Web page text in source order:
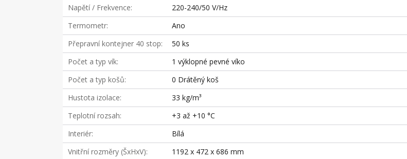
Napětí / Frekvence
220-240/50 V/Hz
Termometr
Ano
Přepravní kontejner 40 stop
50 ks
Počet a typ vík
1 výklopné pevné víko
Počet a typ košů
0 Drátěný koš
Hustota izolace
33 kg/m³
Teplotní rozsah
+3 až +10 °C
Interiér
Bílá
Vnitřní rozměry (ŠxHxV)
1192 x 472 x 686 mm